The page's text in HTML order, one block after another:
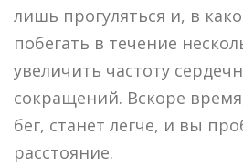
лишь прогуляться и, в
побегать в течение
увеличить частоту
сокращений. Вскоре
бег, станет легче, и вы
расстояние.